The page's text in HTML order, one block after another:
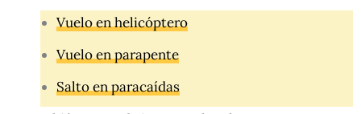
Vuelo en helicóptero
Vuelo en parapente
Salto en paracaídas